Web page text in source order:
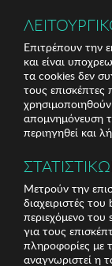
Για
Επιτρέπουν την
και είναι
τα cookies δεν
τους
απομνημόνευση
περιηγηθεί και
Μετρούν την
διαχειριστές
περιεχόμενο του
για τους
πληροφορίες με
αναγνωριστεί η